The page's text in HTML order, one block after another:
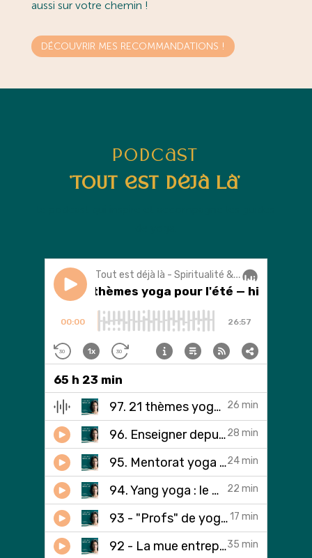
aussi sur votre chemin !
DÉCOUVRIR MES RECOMMANDATIONS !
Podcast
'Tout est déjà là'